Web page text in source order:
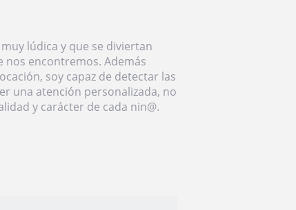
lúdica y que se diviertan
nos encontremos. Además
soy capaz de detectar las
una atención personalizada, no
y carácter de cada nin@.